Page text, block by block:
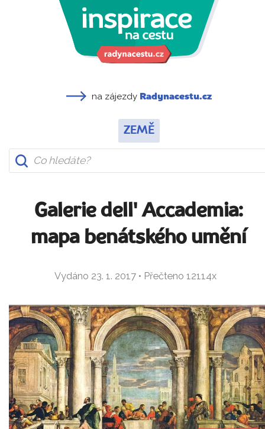
na zájezdy Radynacestu.cz
ZEMĚ
Galerie dell' Accademia:
mapa benátského umění
Vydáno 23. 1. 2017 • Přečteno 12114x